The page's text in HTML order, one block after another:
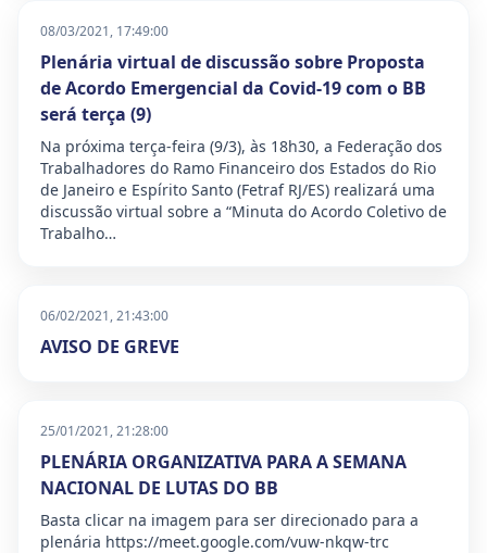
08/03/2021, 17:49:00
Plenária virtual de discussão sobre Proposta
de Acordo Emergencial da Covid-19 com o BB
será terça (9)
Na próxima terça-feira (9/3), às 18h30, a Federação dos
Trabalhadores do Ramo Financeiro dos Estados do Rio
de Janeiro e Espírito Santo (Fetraf RJ/ES) realizará uma
discussão virtual sobre a “Minuta do Acordo Coletivo de
Trabalho…
06/02/2021, 21:43:00
AVISO DE GREVE
25/01/2021, 21:28:00
PLENÁRIA ORGANIZATIVA PARA A SEMANA
NACIONAL DE LUTAS DO BB
Basta clicar na imagem para ser direcionado para a
plenária https://meet.google.com/vuw-nkqw-trc